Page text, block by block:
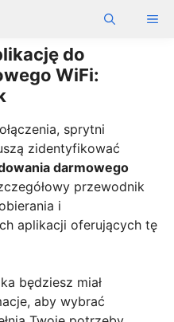
do
WiFi:
sprytni
zidentyfikować
darmowego
przewodnik
i
aplikacji oferujących tę
będziesz miał
aby wybrać